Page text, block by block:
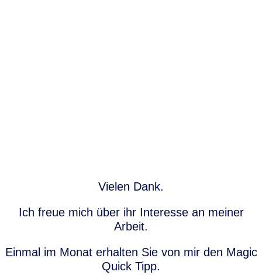
Vielen Dank.
Ich freue mich über ihr Interesse an meiner
Arbeit.
Einmal im Monat erhalten Sie von mir den Magic
Quick Tipp.